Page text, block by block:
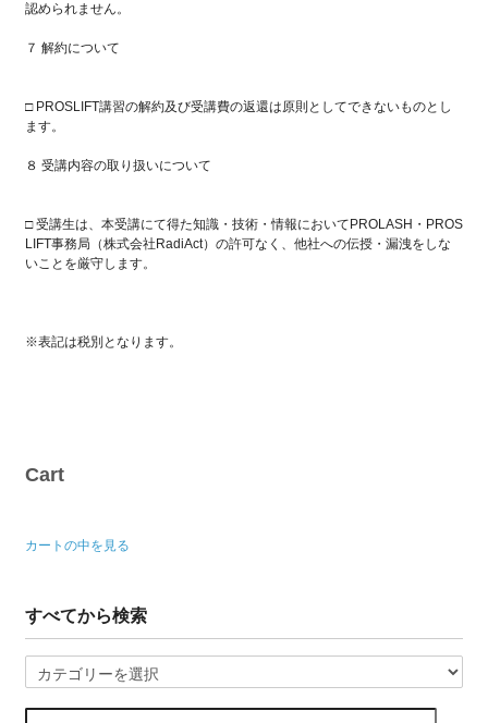
認められません。
７ 解約について
□ PROSLIFT講習の解約及び受講費の返還は原則としてできないものとし
ます。
８ 受講内容の取り扱いについて
□ 受講生は、本受講にて得た知識・技術・情報においてPROLASH・PROS
LIFT事務局（株式会社RadiAct）の許可なく、他社への伝授・漏洩をしな
いことを厳守します。
※表記は税別となります。
Cart
カートの中を見る
すべてから検索